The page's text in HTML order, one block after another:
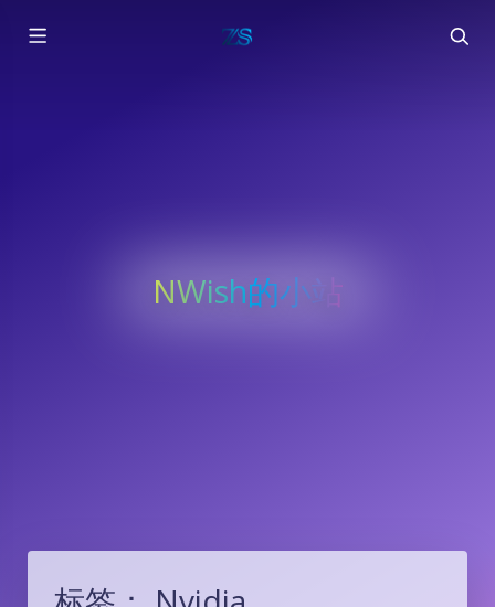
NWish的小站